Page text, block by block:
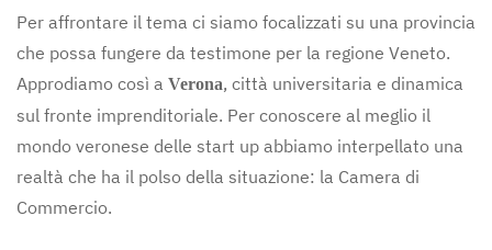
Per affrontare il tema ci siamo focalizzati su una provincia
che possa fungere da testimone per la regione Veneto.
Approdiamo così a Verona, città universitaria e dinamica
sul fronte imprenditoriale. Per conoscere al meglio il
mondo veronese delle start up abbiamo interpellato una
realtà che ha il polso della situazione: la Camera di
Commercio.